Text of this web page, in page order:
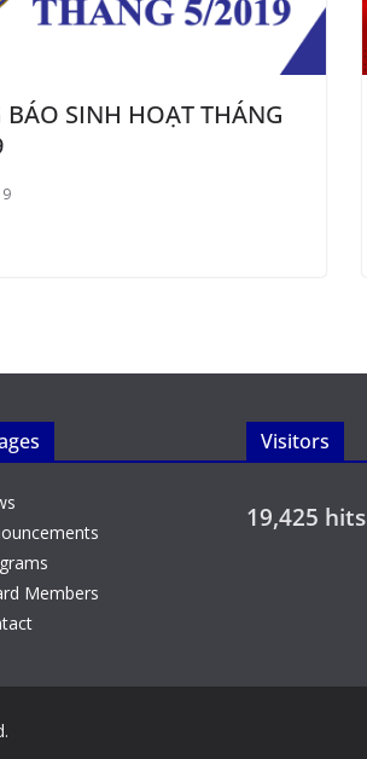
SINH HOẠT THÁNG
Members
Visitors
19,425 hits